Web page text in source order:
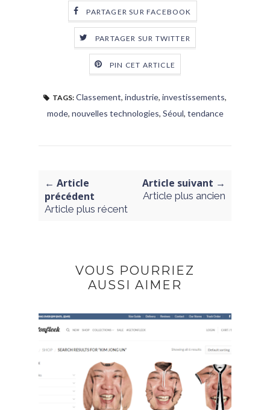
PARTAGER SUR FACEBOOK
PARTAGER SUR TWITTER
PIN CET ARTICLE
TAGS: Classement, industrie, investissements,
mode, nouvelles technologies, Séoul, tendance
← Article
précédent
Article plus récent
Article suivant →
Article plus ancien
VOUS POURRIEZ
AUSSI AIMER